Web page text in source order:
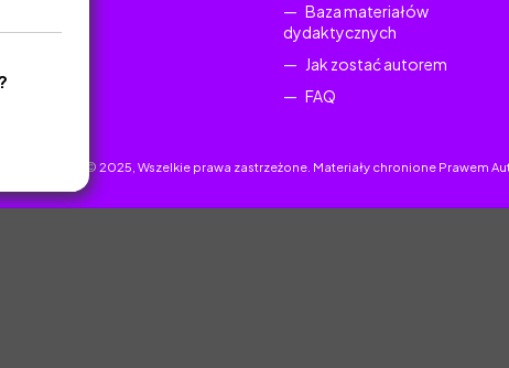
Baza materiałów
dydaktycznych
Jak zostać autorem
FAQ
© 2025, Wszelkie prawa zastrzeżone. Materiały chronione Prawem